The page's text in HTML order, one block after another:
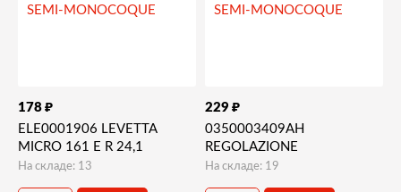
178 ₽
ELE0001906 LEVETTA
MICRO 161 E R 24,1
На складе: 13
229 ₽
0350003409AH
REGOLAZIONE
На складе: 19